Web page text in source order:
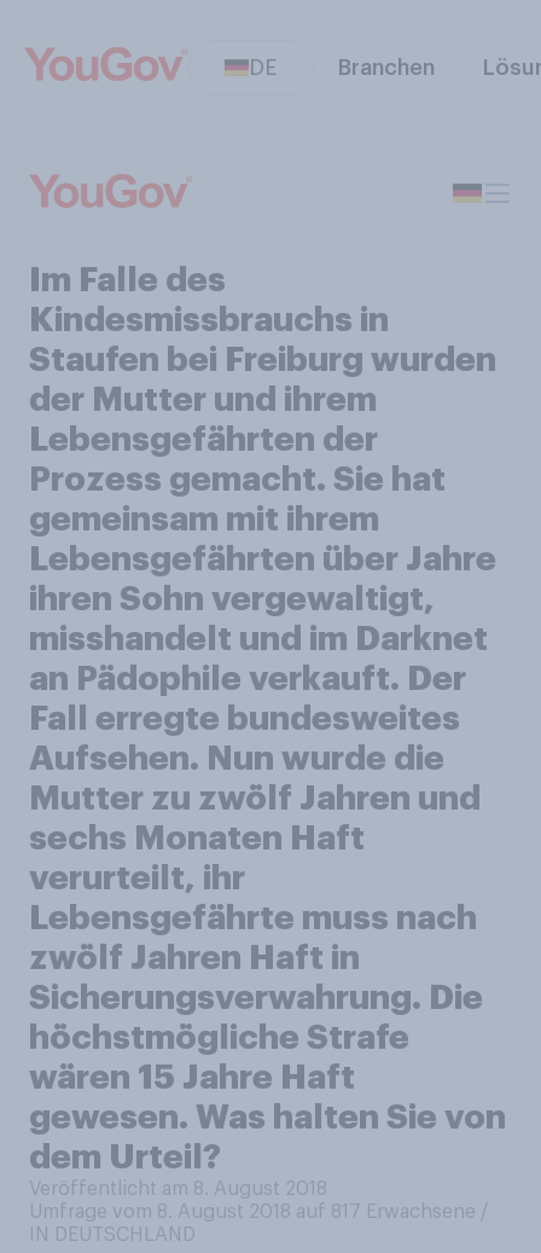
DE Branchen
Im Falle des
Kindesmissbrauchs in
Staufen bei Freiburg wurden
der Mutter und ihrem
Lebensgefährten der
Prozess gemacht. Sie hat
gemeinsam mit ihrem
Lebensgefährten über Jahre
ihren Sohn vergewaltigt,
misshandelt und im Darknet
an Pädophile verkauft. Der
Fall erregte bundesweites
Aufsehen. Nun wurde die
Mutter zu zwölf Jahren und
sechs Monaten Haft
verurteilt, ihr
Lebensgefährte muss nach
zwölf Jahren Haft in
Sicherungsverwahrung. Die
höchstmögliche Strafe
wären 15 Jahre Haft
gewesen. Was halten Sie von
dem Urteil?
Veröffentlicht am 8. August 2018
Umfrage vom 8. August 2018 auf 817 Erwachsene /
IN DEUTSCHLAND